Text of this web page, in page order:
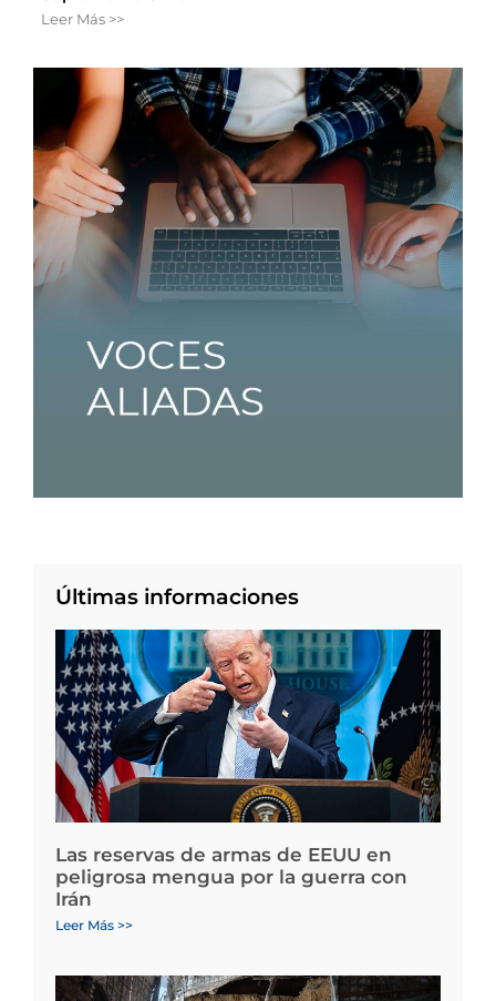
Leer Más >>
Últimas informaciones
Las reservas de armas de EEUU en
peligrosa mengua por la guerra con
Irán
Leer Más >>